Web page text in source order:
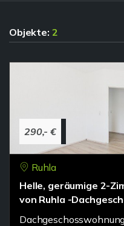
Objekte: 2
290,- €
Ruhla
Helle, geräumige 2-
von Ruhla -